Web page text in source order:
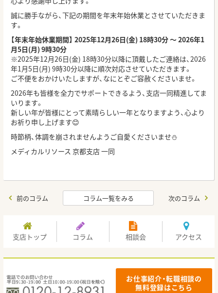
誠に勝手ながら、下記の期間を年末年始休業とさせていただきま
す。
【年末年始休業期間】 2025年12月26日(金) 18時30分 ～ 2026年1
月5日(月) 9時30分
※2025年12月26日(金) 18時30分以降に頂戴したご連絡は、2026
年1月5日(月) 9時30分以降に順次対応させていただきます。
ご不便をおかけいたしますが、なにとぞご容赦くださいませ。
2026年も皆様を全力でサポートできるよう、支店一同精進してま
いります。
新しい年が皆様にとって素晴らしい一年となりますよう、心より
お祈り申し上げます😊
時節柄、体調を崩されませんようご自愛くださいませ⛄
メディカルリソース 京都支店 一同
前のコラム コラム一覧をみる 次のコラム
支店トップ コラム 相談会 アクセス
お仕事紹介・転職相談の
無料登録はこちら